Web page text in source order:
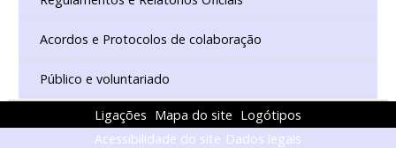
Acordos e Protocolos de colaboração
Público e voluntariado
Ligações Mapa do site Logótipos
Acessibilidade do site Dados legais